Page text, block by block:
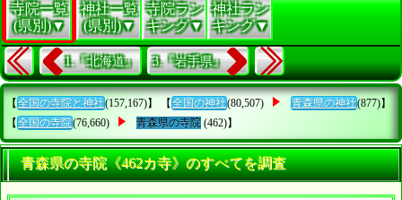
寺院一覧
(県別)▼
神社一覧
(県別)▼
寺院ラン
キング▼
神社ラン
キング▼
1.『北海道』 3.『岩手県』
【 全国の寺院と神社(157,167)】 【 全国の神社(80,507) 青森県の神社(877)】
【 全国の寺院(76,660) 青森県の寺院 (462)】
青森県の寺院《462カ寺》のすべてを調査